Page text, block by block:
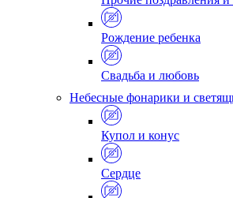
Рождение ребенка
Свадьба и любовь
Небесные фонарики и
Купол и конус
Сердце